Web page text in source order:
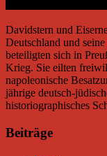
Davidstern und
Deutschland und
beteiligten sich in
Krieg. Sie eilten
napoleonische
jährige deutsch-
historiographisches
Beiträge